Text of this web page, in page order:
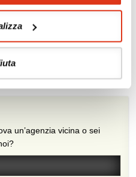
località preferite.